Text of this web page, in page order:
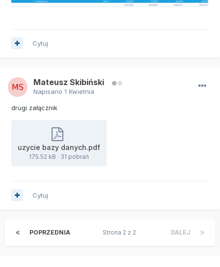
Cytuj
Mateusz Skibiński 0
Napisano 1 Kwietnia
drugi załącznik
uzycie bazy danych.pdf
175.52 kB · 31 pobrań
Cytuj
POPRZEDNIA DALEJ
Strona 2 z 2